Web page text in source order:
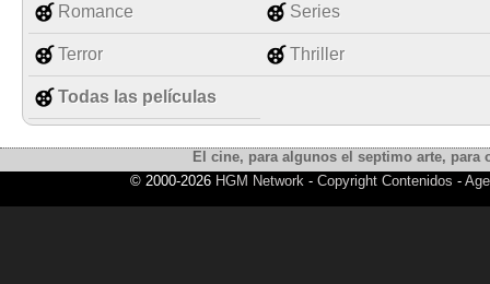
Romance Series
Terror Thriller
Todas las películas
El cine, para algunos el septimo arte,
© 2000-2026 HGM Network- Copyright Contenidos -